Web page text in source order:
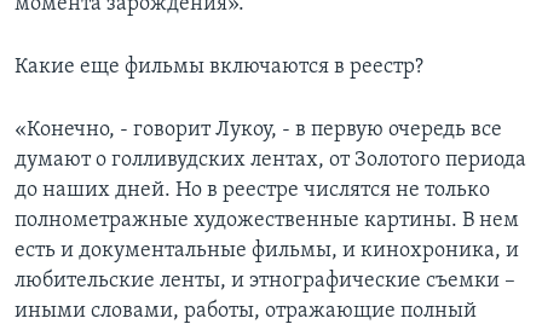
Какие еще фильмы включаются в реестр?
«Конечно, - говорит Лукоу, - в первую очередь все
думают о голливудских лентах, от Золотого периода
до наших дней. Но в реестре числятся не только
полнометражные художественные картины. В нем
есть и документальные фильмы, и кинохроника, и
любительские ленты, и этнографические съемки –
иными словами, работы, отражающие полный